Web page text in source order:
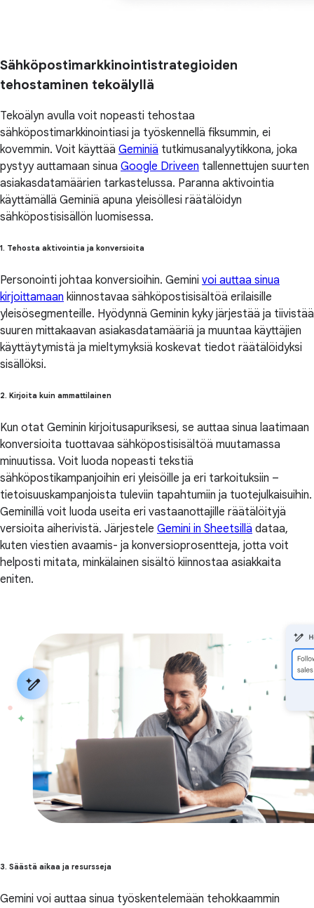
Sähköpostimarkkinointistrategioiden
tehostaminen tekoälyllä
Tekoälyn avulla voit nopeasti tehostaa
sähköpostimarkkinointiasi ja työskennellä fiksummin, ei
kovemmin. Voit käyttää Geminiä tutkimusanalyytikkona, joka
pystyy auttamaan sinua Google Driveen tallennettujen suurten
asiakasdatamäärien tarkastelussa. Paranna aktivointia
käyttämällä Geminiä apuna yleisöllesi räätälöidyn
sähköpostisisällön luomisessa.
1. Tehosta aktivointia ja konversioita
Personointi johtaa konversioihin. Gemini voi auttaa sinua
kirjoittamaan kiinnostavaa sähköpostisisältöä erilaisille
yleisösegmenteille. Hyödynnä Geminin kyky järjestää ja tiivistää
suuren mittakaavan asiakasdatamääriä ja muuntaa käyttäjien
käyttäytymistä ja mieltymyksiä koskevat tiedot räätälöidyksi
sisällöksi.
2. Kirjoita kuin ammattilainen
Kun otat Geminin kirjoitusapuriksesi, se auttaa sinua laatimaan
konversioita tuottavaa sähköpostisisältöä muutamassa
minuutissa. Voit luoda nopeasti tekstiä
sähköpostikampanjoihin eri yleisöille ja eri tarkoituksiin –
tietoisuuskampanjoista tuleviin tapahtumiin ja tuotejulkaisuihin.
Geminillä voit luoda useita eri vastaanottajille räätälöityjä
versioita aiherivistä. Järjestele Gemini in Sheetsillä dataa,
kuten viestien avaamis- ja konversioprosentteja, jotta voit
helposti mitata, minkälainen sisältö kiinnostaa asiakkaita
eniten.
3. Säästä aikaa ja resursseja
Gemini voi auttaa sinua työskentelemään tehokkaammin